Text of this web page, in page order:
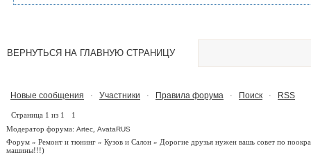
ВЕРНУТЬСЯ НА ГЛАВНУЮ СТРАНИЦУ
Новые сообщения · Участники · Правила форума · Поиск · RSS
Страница 1 из 1
1
Модератор форума: Artec AvataRUS
Форум » Ремонт и тюнинг » Кузов и Салон » Дорогие друзья нужен вашь совет по
машины!!!)